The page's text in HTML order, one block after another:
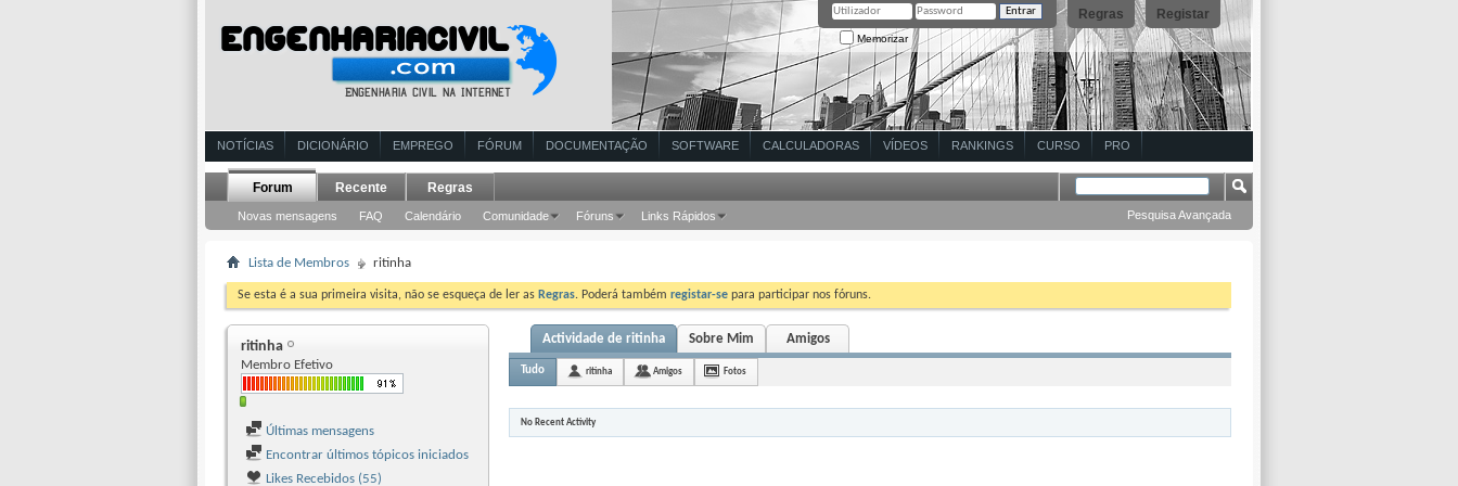
NOTÍCIAS DICIONÁRIO EMPREGO FÓRUM DOCUMENTAÇÃO SOFTWARE CALCULADORAS VÍDEOS RANKINGS CURSO PRO
Registar
Regras
Memorizar
Forum
Novas mensagens FAQ Calendário Comunidade Fóruns Links Rápidos
Recente Regras
Pesquisa Avançada
Lista de Membros ritinha
Se esta é a sua primeira visita, não se esqueça de ler as Regras. Poderá também registar-se para participar nos fóruns.
ritinha
Membro Efetivo
Últimas mensagens
Encontrar últimos tópicos iniciados
Likes Recebidos (55)
Actividade de ritinha Sobre Mim Amigos
Tudo ritinha Amigos Fotos
No Recent Activity